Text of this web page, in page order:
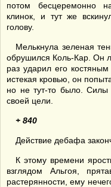
потом бесцеремонно
клинок, и тут же
голову.
Мелькнула зеленая
обрушился Коль-Кар. Он
раз ударил его
истекая кровью, он
но не тут-то было. Силы
своей цели.
+ 840
Действие дебафа
К этому времени
взглядом Альгоя,
растерянности, ему